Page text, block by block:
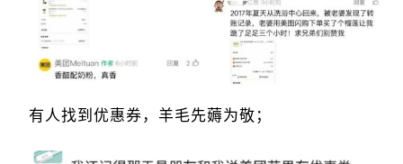
有人找到优惠券，羊毛先薅为敬；